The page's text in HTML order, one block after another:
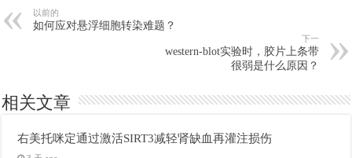
以前的
如何应对悬浮细胞转染难题？
下一
western-blot实验时，胶片上条带
很弱是什么原因？
相关文章
右美托咪定通过激活SIRT3减轻肾缺血再灌注损伤